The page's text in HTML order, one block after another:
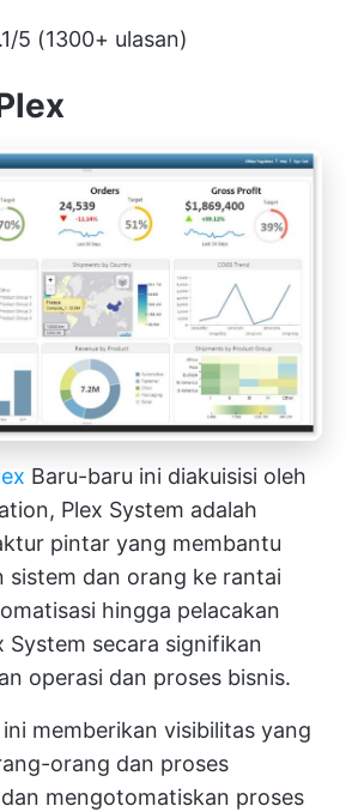
5 (1300+ ulasan)
Baru-baru ini diakuisisi oleh
Plex System adalah
pintar yang membantu
sistem dan orang ke rantai
hingga pelacakan
System secara signifikan
operasi dan proses bisnis.
memberikan visibilitas yang
orang dan proses
mengotomatiskan proses